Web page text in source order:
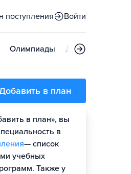
поступления Войти
Олимпиады Дни открытых
в план
в план», вы
в
— список
учебных
Также у